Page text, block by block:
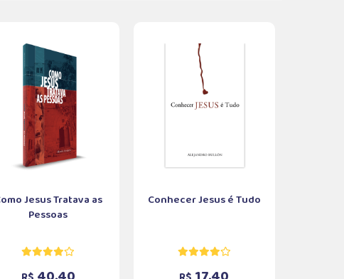
Jesus Tratava as
Pessoas
Conhecer Jesus é Tudo